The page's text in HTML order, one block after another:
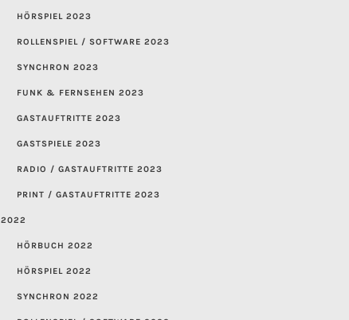
HÖRSPIEL 2023
ROLLENSPIEL / SOFTWARE 2023
SYNCHRON 2023
FUNK & FERNSEHEN 2023
GASTAUFTRITTE 2023
GASTSPIELE 2023
RADIO / GASTAUFTRITTE 2023
PRINT / GASTAUFTRITTE 2023
2022
HÖRBUCH 2022
HÖRSPIEL 2022
SYNCHRON 2022